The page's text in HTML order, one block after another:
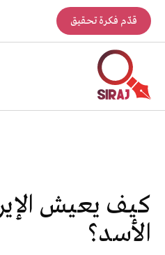
قدّم فكرة تحقيق
كيف يعيش
الأسد؟